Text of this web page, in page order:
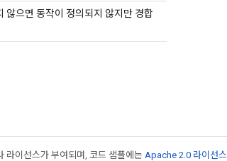
으면 동작이 정의되지 않지만 경합
라이선스가 부여되며, 코드 샘플에는 Apache 2.0 라이선스